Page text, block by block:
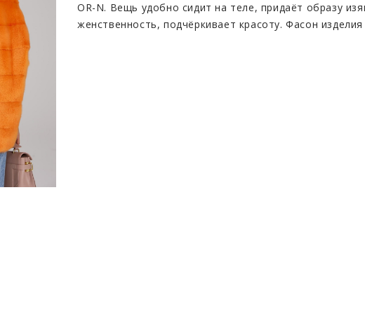
OR-N. Вещь удобно сидит на теле, придаёт образу
женственность, подчёркивает красоту. Фасон